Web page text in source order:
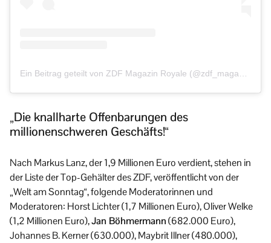
„Die knallharte Offenbarungen des
millionenschweren Geschäfts!“
Nach Markus Lanz, der 1,9 Millionen Euro verdient, stehen in
der Liste der Top-Gehälter des ZDF, veröffentlicht von der
„Welt am Sonntag“, folgende Moderatorinnen und
Moderatoren: Horst Lichter (1,7 Millionen Euro), Oliver Welke
(1,2 Millionen Euro),Jan Böhmermann(682.000 Euro),
Johannes B. Kerner (630.000), Maybrit Illner (480.000),